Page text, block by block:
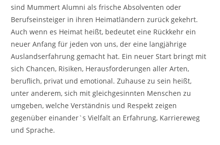
sind Mummert Alumni als frische Absolventen oder
Berufseinsteiger in ihren Heimatländern zurück gekehrt.
Auch wenn es Heimat heißt, bedeutet eine Rückkehr ein
neuer Anfang für jeden von uns, der eine langjährige
Auslandserfahrung gemacht hat. Ein neuer Start bringt mit
sich Chancen, Risiken, Herausforderungen aller Arten,
beruflich, privat und emotional. Zuhause zu sein heißt,
unter anderem, sich mit gleichgesinnten Menschen zu
umgeben, welche Verständnis und Respekt zeigen
gegenüber einander`s Vielfalt an Erfahrung, Karriereweg
und Sprache.